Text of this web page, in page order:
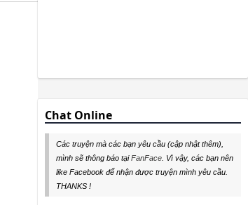
Chat Online
Các truyện mà các bạn yêu cầu (cập nhật thêm),
mình sẽ thông báo tạiFanFace . Vì vậy, các bạn nên
like Facebook để nhận được truyện mình yêu cầu.
THANKS !